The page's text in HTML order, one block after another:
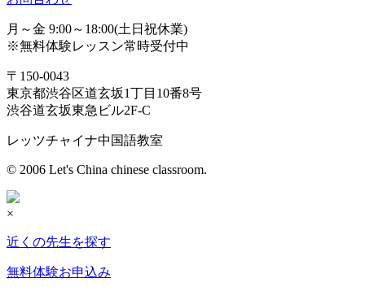
月～金 9:00～18:00(土日祝休業)
※無料体験レッスン常時受付中
〒150-0043
東京都渋谷区道玄坂1丁目10番8号
渋谷道玄坂東急ビル2F-C
レッツチャイナ中国語教室
© 2006 Let's China chinese classroom.
×
近くの先生を探す
無料体験お申込み